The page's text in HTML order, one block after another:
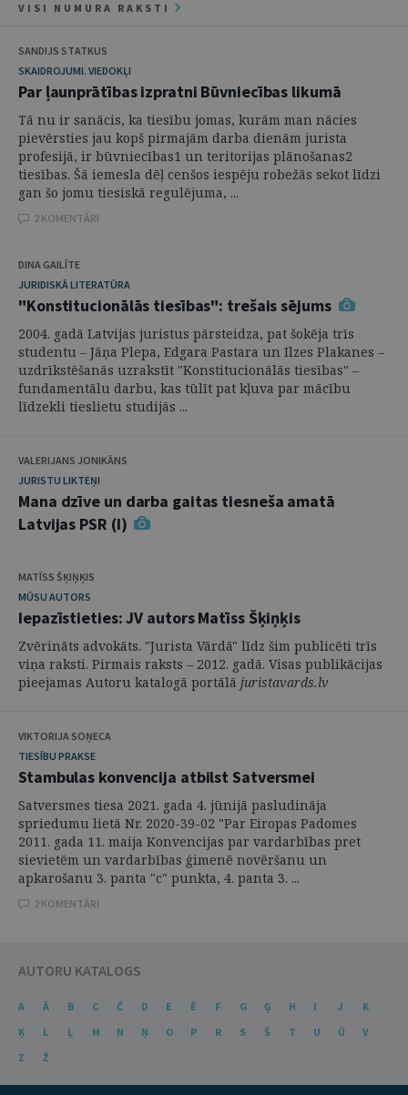
VISI NUMURA RAKSTI
SANDIJS STATKUS
SKAIDROJUMI. VIEDOKĻI
Par ļaunprātības izpratni Būvniecības likumā
Tā nu ir sanācis, ka tiesību jomas, kurām man nācies
pievērsties jau kopš pirmajām darba dienām jurista
profesijā, ir būvniecības1 un teritorijas plānošanas2
tiesības. Šā iemesla dēļ cenšos iespēju robežās sekot līdzi
gan šo jomu tiesiskā regulējuma, ...
2 KOMENTĀRI
DINA GAILĪTE
JURIDISKĀ LITERATŪRA
"Konstitucionālās tiesības": trešais sējums
2004. gadā Latvijas juristus pārsteidza, pat šokēja trīs
studentu – Jāņa Plepa, Edgara Pastara un Ilzes Plakanes –
uzdrīkstēšanās uzrakstīt "Konstitucionālās tiesības" –
fundamentālu darbu, kas tūlīt pat kļuva par mācību
līdzekli tieslietu studijās ...
VALERIJANS JONIKĀNS
JURISTU LIKTEŅI
Mana dzīve un darba gaitas tiesneša amatā
Latvijas PSR (I)
MATĪSS ŠĶIŅĶIS
MŪSU AUTORS
Iepazīstieties: JV autors Matīss Šķiņķis
Zvērināts advokāts. "Jurista Vārdā" līdz šim publicēti trīs
viņa raksti. Pirmais raksts – 2012. gadā. Visas publikācijas
pieejamas Autoru katalogā portālā juristavards.lv
VIKTORIJA SOŅECA
TIESĪBU PRAKSE
Stambulas konvencija atbilst Satversmei
Satversmes tiesa 2021. gada 4. jūnijā pasludināja
spriedumu lietā Nr. 2020-39-02 "Par Eiropas Padomes
2011. gada 11. maija Konvencijas par vardarbības pret
sievietēm un vardarbības ģimenē novēršanu un
apkarošanu 3. panta "c" punkta, 4. panta 3. ...
2 KOMENTĀRI
AUTORU KATALOGS
A Ā B C Č D E Ē F G Ģ H I J
K
Ķ
L Ļ M N Ņ O P R S Š T U Ū
V
Z
Ž